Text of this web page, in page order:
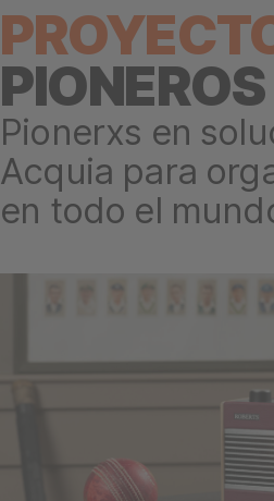
PIONEROS
Pionerxs en
Acquia para
en todo el